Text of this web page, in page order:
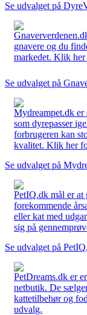
Se udvalget på
gnavere og du
markedet. Klik her
Se udvalget på
Mydreampet.dk er
som dyrepasser
forbrugeren kan
kvalitet. Klik her
Se udvalget på
PetIQ.dk mål er at
forekommende
eller kat med
sig på
Se udvalget på
PetDreams.dk er
netbutik. De
kattetilbehør og
udvalg.